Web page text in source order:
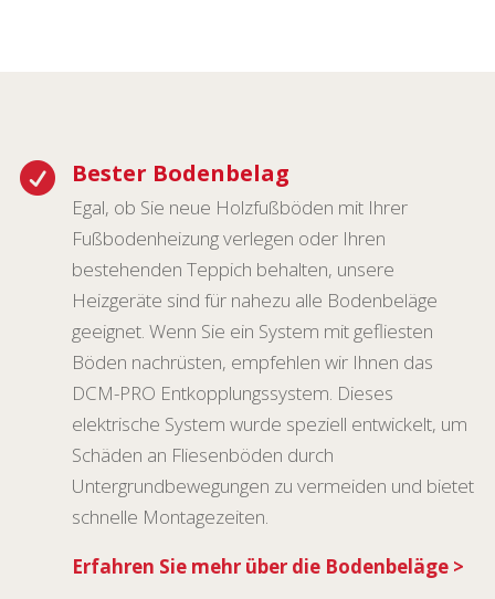
 Bester Bodenbelag
Egal, ob Sie neue Holzfußböden mit Ihrer
Fußbodenheizung verlegen oder Ihren
bestehenden Teppich behalten, unsere
Heizgeräte sind für nahezu alle Bodenbeläge
geeignet. Wenn Sie ein System mit gefliesten
Böden nachrüsten, empfehlen wir Ihnen das
DCM-PRO Entkopplungssystem. Dieses
elektrische System wurde speziell entwickelt, um
Schäden an Fliesenböden durch
Untergrundbewegungen zu vermeiden und bietet
schnelle Montagezeiten.
Erfahren Sie mehr über die Bodenbeläge >